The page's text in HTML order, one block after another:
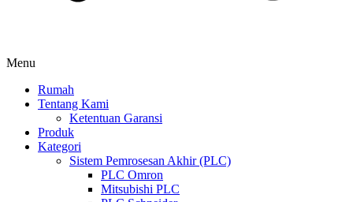
Menu
Rumah
Tentang Kami
Ketentuan Garansi
Produk
Kategori
Sistem Pemrosesan Akhir (PLC)
PLC Omron
Mitsubishi PLC